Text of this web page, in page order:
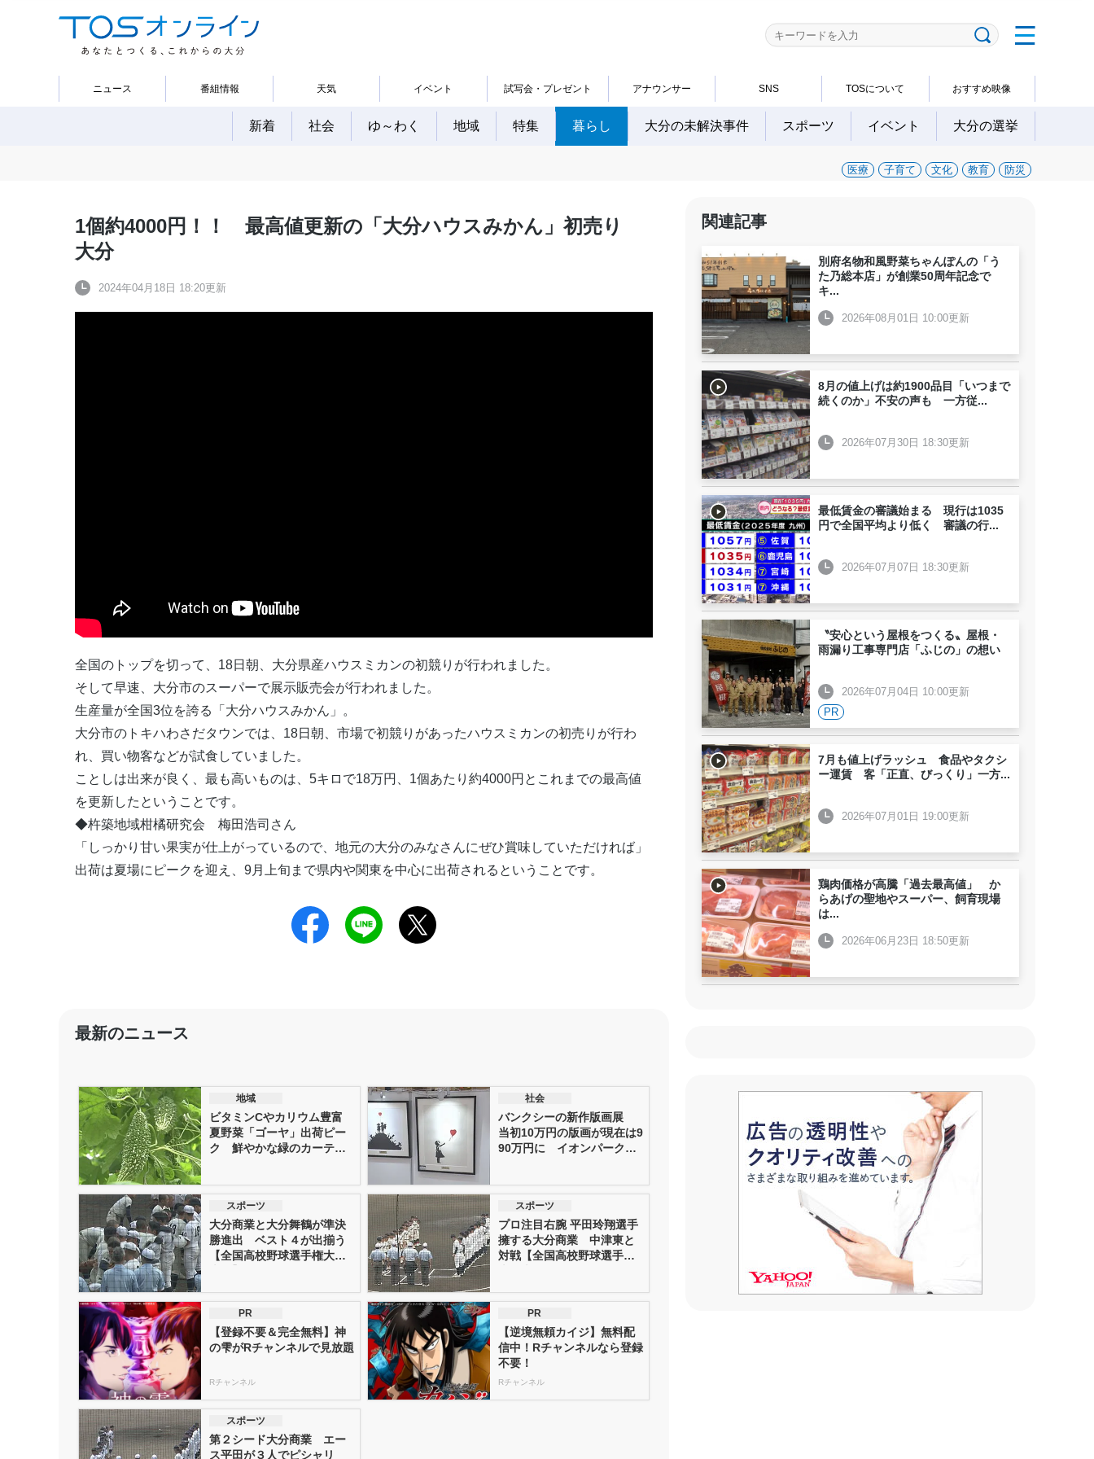
ニュース 番組情報 天気 イベント 試写会・プレゼント アナウンサー SNS TOSについて おすすめ映像
新着 社会 ゆ～わく 地域 特集 暮らし 大分の未解決事件 スポーツ イベント 大分の選挙
医療 子育て 文化 教育 防災
1個約4000円！！ 最高値更新の「大分ハウスみかん」初売り
大分
2024年04月18日 18:20更新
全国のトップを切って、18日朝、大分県産ハウスミカンの初競りが行われました。
そして早速、大分市のスーパーで展示販売会が行われました。
生産量が全国3位を誇る「大分ハウスみかん」。
大分市のトキハわさだタウンでは、18日朝、市場で初競りがあったハウスミカンの初売りが行わ
れ、買い物客などが試食していました。
ことしは出来が良く、最も高いものは、5キロで18万円、1個あたり約4000円とこれまでの最高値
を更新したということです。
◆杵築地域柑橘研究会 梅田浩司さん
「しっかり甘い果実が仕上がっているので、地元の大分のみなさんにぜひ賞味していただければ」
出荷は夏場にピークを迎え、9月上旬まで県内や関東を中心に出荷されるということです。
最新のニュース
地域
ビタミンCやカリウム豊富
夏野菜「ゴーヤ」出荷ピー
ク 鮮やかな緑のカーテン
社会
バンクシーの新作版画展
当初10万円の版画が現在は9
90万円に イオンパークプ
スポーツ
大分商業と大分舞鶴が準決
勝進出 ベスト４が出揃う
【全国高校野球選手権大分
スポーツ
プロ注目右腕 平田玲翔選手
擁する大分商業 中津東と
対戦【全国高校野球選手権
PR
【登録不要＆完全無料】神
の雫がRチャンネルで見放題
Rチャンネル
PR
【逆境無頼カイジ】無料配
信中！Rチャンネルなら登録
不要！
Rチャンネル
スポーツ
第２シード大分商業 エー
ス平田が３人でピシャリ
関連記事
別府名物和風野菜ちゃんぽんの「う
た乃総本店」が創業50周年記念で
キ...
2026年08月01日 10:00更新
8月の値上げは約1900品目「いつまで
続くのか」不安の声も 一方従...
2026年07月30日 18:30更新
最低賃金の審議始まる 現行は1035
円で全国平均より低く 審議の行...
2026年07月07日 18:30更新
〝安心という屋根をつくる〟屋根・
雨漏り工事専門店「ふじの」の想い
2026年07月04日 10:00更新
PR
7月も値上げラッシュ 食品やタクシ
ー運賃 客「正直、びっくり」一方...
2026年07月01日 19:00更新
鶏肉価格が高騰「過去最高値」 か
らあげの聖地やスーパー、飼育現場
は...
2026年06月23日 18:50更新